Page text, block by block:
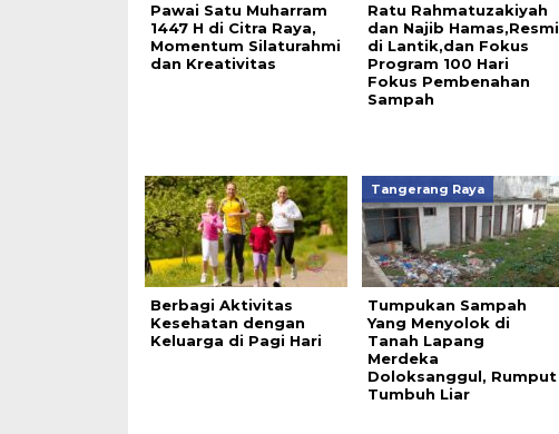
Pawai Satu Muharram
1447 H di Citra Raya,
Momentum Silaturahmi
dan Kreativitas
Ratu Rahmatuzakiyah
dan Najib Hamas,Resmi
di Lantik,dan Fokus
Program 100 Hari
Fokus Pembenahan
Sampah
Berbagi Aktivitas
Kesehatan dengan
Keluarga di Pagi Hari
Tangerang Raya
Tumpukan Sampah
Yang Menyolok di
Tanah Lapang
Merdeka
Doloksanggul, Rumput
Tumbuh Liar